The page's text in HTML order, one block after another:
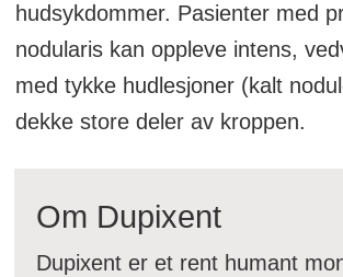
hudsykdommer. Pasienter med
nodularis kan oppleve intens,
med tykke hudlesjoner (kalt
dekke store deler av kroppen.
Om Dupixent
Dupixent er et rent humant